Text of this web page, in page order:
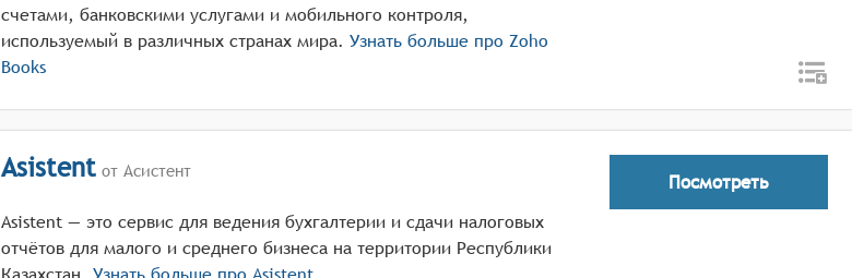
счетами, банковскими услугами и мобильного контроля,
используемый в различных странах мира. Узнать больше про Zoho
Books
Asistent от Асистент
Asistent — это сервис для ведения бухгалтерии и сдачи налоговых
отчётов для малого и среднего бизнеса на территории Республики
Посмотреть